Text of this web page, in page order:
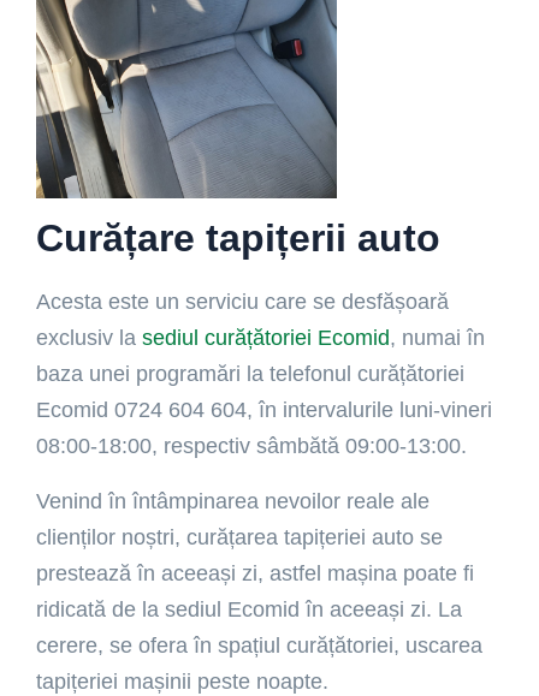
Curățare tapițerii auto
Acesta este un serviciu care se desfășoară
exclusiv la sediul curățătoriei Ecomid, numai în
baza unei programări la telefonul curățătoriei
Ecomid 0724 604 604, în intervalurile luni-vineri
08:00-18:00, respectiv sâmbătă 09:00-13:00.
Venind în întâmpinarea nevoilor reale ale
clienților noștri, curățarea tapițeriei auto se
prestează în aceeași zi, astfel mașina poate fi
ridicată de la sediul Ecomid în aceeași zi. La
cerere, se ofera în spațiul curățătoriei, uscarea
tapițeriei mașinii peste noapte.